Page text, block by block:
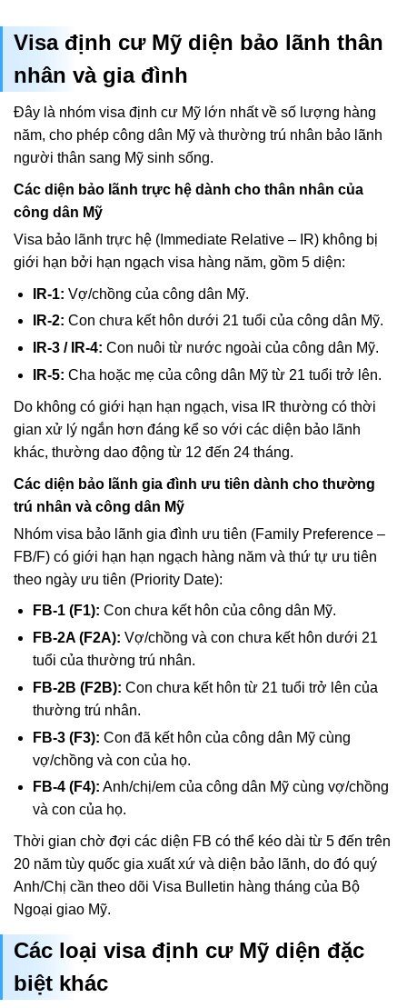
Visa định cư Mỹ diện bảo lãnh thân
nhân và gia đình
Đây là nhóm visa định cư Mỹ lớn nhất về số lượng hàng
năm, cho phép công dân Mỹ và thường trú nhân bảo lãnh
người thân sang Mỹ sinh sống.
Các diện bảo lãnh trực hệ dành cho thân nhân của
công dân Mỹ
Visa bảo lãnh trực hệ (Immediate Relative – IR) không bị
giới hạn bởi hạn ngạch visa hàng năm, gồm 5 diện:
IR-1: Vợ/chồng của công dân Mỹ.
IR-2: Con chưa kết hôn dưới 21 tuổi của công dân Mỹ.
IR-3 / IR-4: Con nuôi từ nước ngoài của công dân Mỹ.
IR-5: Cha hoặc mẹ của công dân Mỹ từ 21 tuổi trở lên.
Do không có giới hạn hạn ngạch, visa IR thường có thời
gian xử lý ngắn hơn đáng kể so với các diện bảo lãnh
khác, thường dao động từ 12 đến 24 tháng.
Các diện bảo lãnh gia đình ưu tiên dành cho thường
trú nhân và công dân Mỹ
Nhóm visa bảo lãnh gia đình ưu tiên (Family Preference –
FB/F) có giới hạn hạn ngạch hàng năm và thứ tự ưu tiên
theo ngày ưu tiên (Priority Date):
FB-1 (F1): Con chưa kết hôn của công dân Mỹ.
FB-2A (F2A): Vợ/chồng và con chưa kết hôn dưới 21
tuổi của thường trú nhân.
FB-2B (F2B): Con chưa kết hôn từ 21 tuổi trở lên của
thường trú nhân.
FB-3 (F3): Con đã kết hôn của công dân Mỹ cùng
vợ/chồng và con của họ.
FB-4 (F4): Anh/chị/em của công dân Mỹ cùng vợ/chồng
và con của họ.
Thời gian chờ đợi các diện FB có thể kéo dài từ 5 đến trên
20 năm tùy quốc gia xuất xứ và diện bảo lãnh, do đó quý
Anh/Chị cần theo dõi Visa Bulletin hàng tháng của Bộ
Ngoại giao Mỹ.
Các loại visa định cư Mỹ diện đặc
biệt khác